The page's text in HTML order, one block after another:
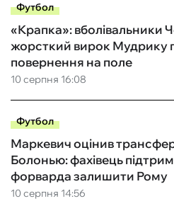
Футбол
10 серпня 16:08
«Крапка»: вболівальники
жорсткий вирок Мудрику
повернення на поле
Футбол
10 серпня 14:56
Маркевич оцінив
Болонью: фахівець
форварда залишити Рому